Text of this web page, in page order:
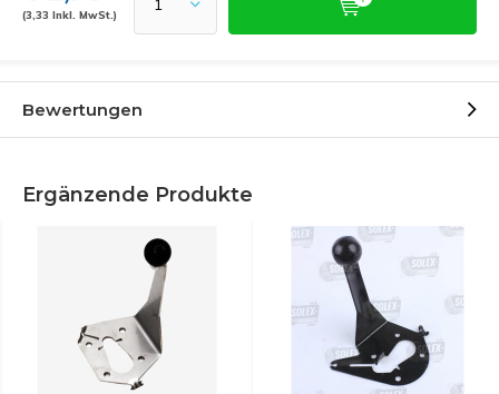
(3,33 Inkl. MwSt.)
Bewertungen
Ergänzende Produkte